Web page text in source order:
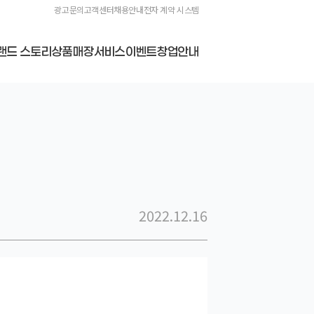
광고문의고객센터채용안내전자 계약 시스템
드 스토리상품매장서비스이벤트창업안내
2022.12.16